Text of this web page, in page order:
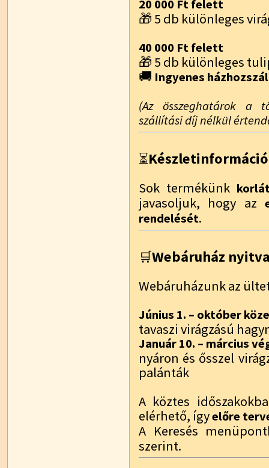
20 000 Ft felett
🎁 5 db különleges
40 000 Ft felett
🎁 5 db különleges
🚚 Ingyenes
(Az összeghatárok a
szállítási díj nélkül
⏳Készletinformáció
Sok termékünk
javasoljuk, hogy az
rendelését.
🛒Webáruház
Webáruházunk az
Június 1. – október
tavaszi virágzású
Január 10. – március
nyáron és ősszel
palánták
A köztes
elérhető, ígyelőre
A Keresés
szerint.